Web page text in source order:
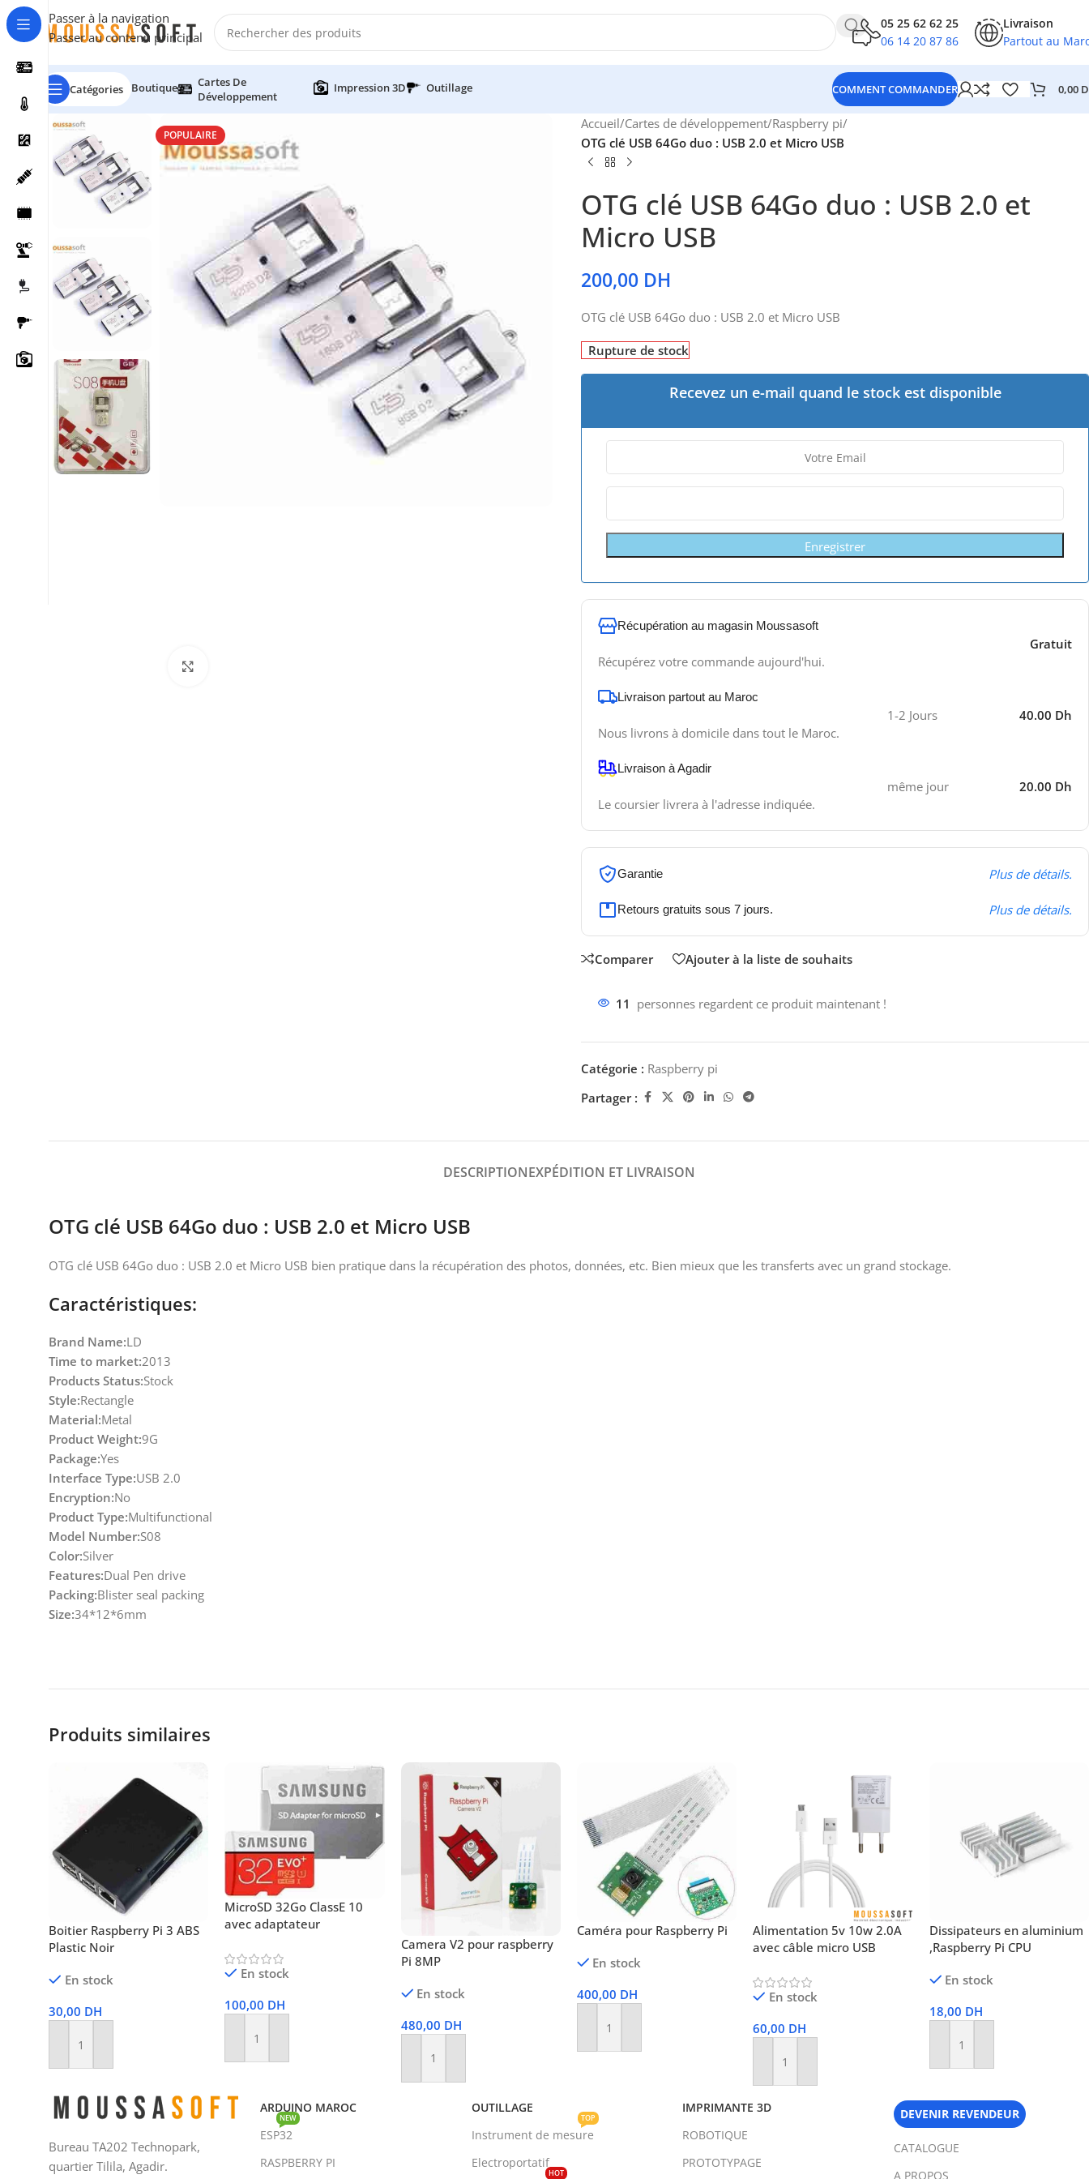
Passer à la navigation
Passer au contenu principal
05 25 62 62 25
06 14 20 87 86
05 25 62 62 25
06 14 20 87 86
Livraison
Partout au
Catégories Boutique
Cartes De
Développement
Impression 3D Outillage COMMENT COMMANDER 0,00
POPULAIRE
Accueil/Cartes de développement/Raspberry pi/
OTG clé USB 64Go duo : USB 2.0 et Micro USB
OTG clé USB 64Go duo : USB 2.0 et
Micro USB
200,00 DH
OTG clé USB 64Go duo : USB 2.0 et Micro USB
Rupture de stock
Recevez un e-mail quand le stock est disponible
Enregistrer
Récupération au magasin Moussasoft
Récupérez votre commande aujourd'hui.
Gratuit
Livraison partout au Maroc
Nous livrons à domicile dans tout le Maroc.
1-2 Jours 40.00 Dh
Livraison à Agadir
Le coursier livrera à l'adresse indiquée.
même jour 20.00 Dh
Garantie Plus de détails.
Retours gratuits sous 7 jours. Plus de détails.
Comparer Ajouter à la liste de souhaits
11 personnes regardent ce produit maintenant !
Catégorie : Raspberry pi
Partager :
DESCRIPTIONEXPÉDITION ET LIVRAISON
OTG clé USB 64Go duo : USB 2.0 et Micro USB
OTG clé USB 64Go duo : USB 2.0 et Micro USB bien pratique dans la récupération des photos, données, etc. Bien mieux que les transferts avec un grand stockage.
Caractéristiques:
Brand Name:LD
Time to market:2013
Products Status:Stock
Style:Rectangle
Material:Metal
Product Weight:9G
Package:Yes
Interface Type:USB 2.0
Encryption:No
Product Type:Multifunctional
Model Number:S08
Color:Silver
Features:Dual Pen drive
Packing:Blister seal packing
Size:34*12*6mm
Produits similaires
Boitier Raspberry Pi 3 ABS
Plastic Noir
En stock
30,00 DH
Ajouter Au Panier
MicroSD 32Go ClassE 10
avec adaptateur
En stock
100,00 DH
Ajouter Au Panier
Camera V2 pour raspberry
Pi 8MP
En stock
480,00 DH
Ajouter Au Panier
Caméra pour Raspberry Pi
En stock
400,00 DH
Ajouter Au Panier
Alimentation 5v 10w 2.0A
avec câble micro USB
En stock
60,00 DH
Ajouter Au Panier
Dissipateurs en aluminium
,Raspberry Pi CPU
En stock
18,00 DH
Ajouter Au Panier
Bureau TA202 Technopark,
quartier Tilila, Agadir.
ARDUINO MAROC
ESP32
NEW
RASPBERRY PI
OUTILLAGE
Instrument de mesure
TOP
Electroportatif
HOT
IMPRIMANTE 3D
ROBOTIQUE
PROTOTYPAGE
DEVENIR REVENDEUR
CATALOGUE
A PROPOS